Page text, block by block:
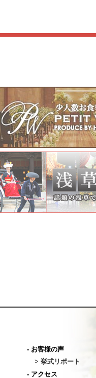
- お客様の声
> 挙式リポート
- アクセス